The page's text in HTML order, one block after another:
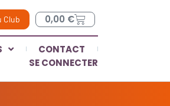
Club 0,00 €
CONTACT
SE CONNECTER